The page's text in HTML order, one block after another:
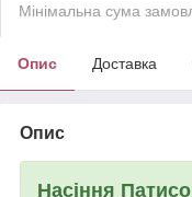
Мінімальна сума
Опис Доставка
Опис
Насіння